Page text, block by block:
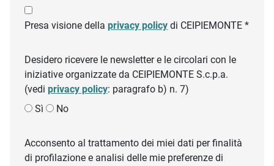
Presa visione della privacy policy di CEIPIEMONTE *
Desidero ricevere le newsletter e le circolari con le
iniziative organizzate da CEIPIEMONTE S.c.p.a.
(vedi privacy policy: paragrafo b) n. 7)
Sì
No
Acconsento al trattamento dei miei dati per finalità
di profilazione e analisi delle mie preferenze di